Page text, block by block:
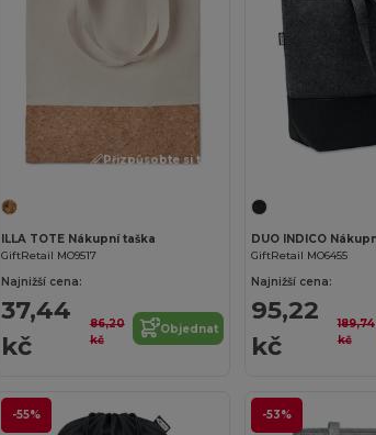
Přizpůsobte si to!
ILLA TOTE Nákupní taška
GiftRetail MO9517
Najnižší cena:
37,44
kč
86,20
kč
Objednat
GiftRetail MO6455
Najnižší cena:
95,22
kč
189,74
kč
-55% -53%